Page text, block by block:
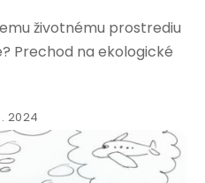
životnému prostrediu
Prechod na ekologické
2024